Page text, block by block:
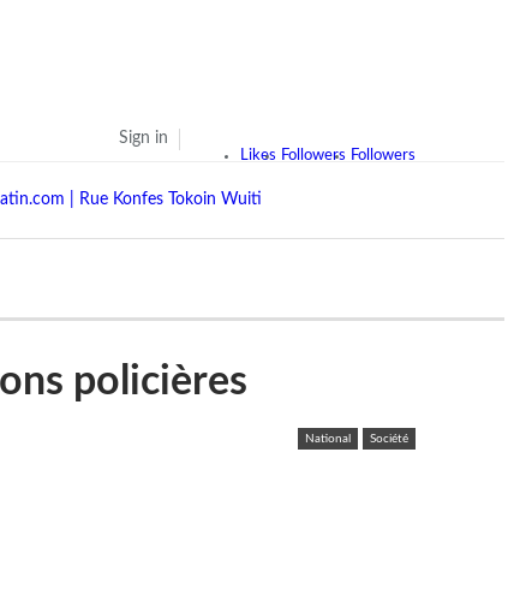
Likes Followers Followers
Sign in
policières
National Société